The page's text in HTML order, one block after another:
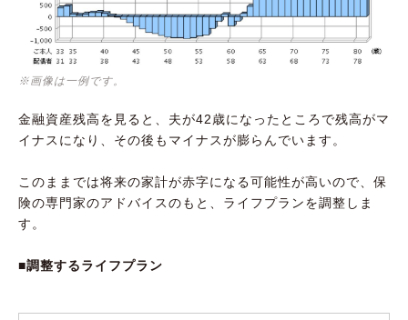
※画像は一例です。
金融資産残高を見ると、夫が42歳になったところで残高がマ
イナスになり、その後もマイナスが膨らんでいます。
このままでは将来の家計が赤字になる可能性が高いので、保
険の専門家のアドバイスのもと、ライフプランを調整しま
す。
■調整するライフプラン